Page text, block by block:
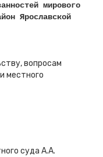
мирового
Ярославской
вопросам
местного
суда А.А.